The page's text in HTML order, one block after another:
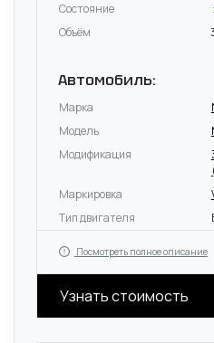
Состояние
Объём
Автомобиль:
Марка
Модель
Модификация
Маркировка
Тип двигателя
Посмотреть полное описание
Узнать стоимость